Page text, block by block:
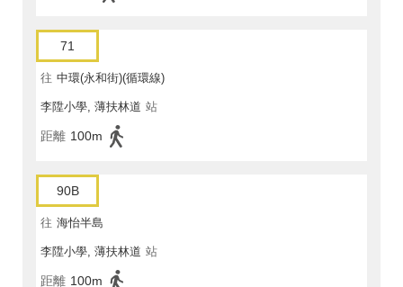
71
往 中環(永和街)(循環線)
李陞小學, 薄扶林道 站
距離 100m
90B
往 海怡半島
李陞小學, 薄扶林道 站
距離 100m